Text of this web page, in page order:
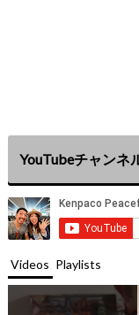
YouTubeチャンネ
Videos Playlists